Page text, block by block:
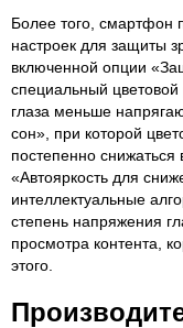
Более того, смартфон
настроек для защиты
включенной опции
специальный
глаза меньше
сон», при которой
постепенно
«Автояркость для
интеллектуальные
степень напряжения
просмотра контента,
этого.